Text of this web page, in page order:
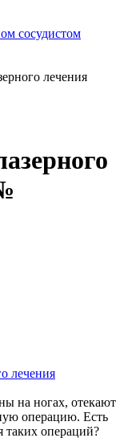
сосудистом
лечения
лечения
на ногах, отекают
операцию. Есть
таких операций?